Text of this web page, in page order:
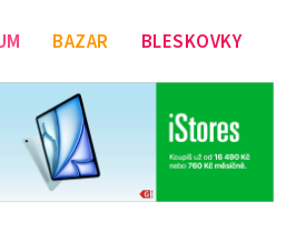
BAZAR BLESKOVKY